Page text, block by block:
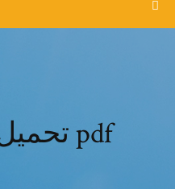
تحميل لوا للدمى pdf